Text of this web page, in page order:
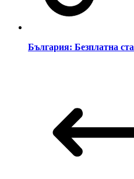
България: Безплатна